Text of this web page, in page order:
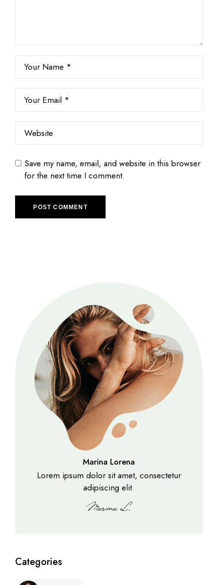
Save my name, email, and website in this browser
for the next time I comment.
POST COMMENT
Marina Lorena
Lorem ipsum dolor sit amet, consectetur
adipiscing elit.
Categories